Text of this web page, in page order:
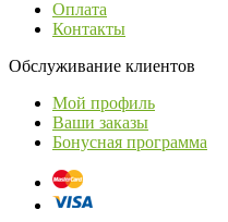
Оплата
Контакты
Обслуживание клиентов
Мой профиль
Ваши заказы
Бонусная программа